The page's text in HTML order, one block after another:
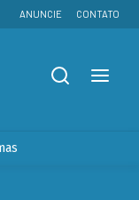
ANUNCIE CONTATO